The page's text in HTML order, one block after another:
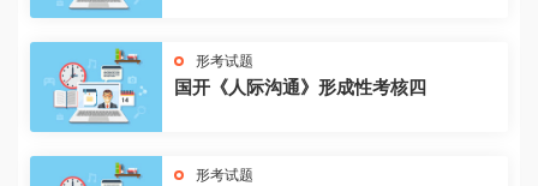
形考试题
国开《人际沟通》形成性考核四
形考试题